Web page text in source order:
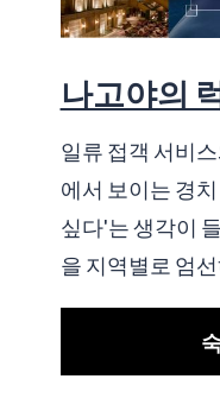
나고야의
일류 접객 서비
에서 보이는 경
싶다'는 생각이
을 지역별로 엄